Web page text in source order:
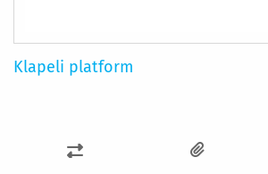
Klapeli platform
KARŞILAŞTIRMA